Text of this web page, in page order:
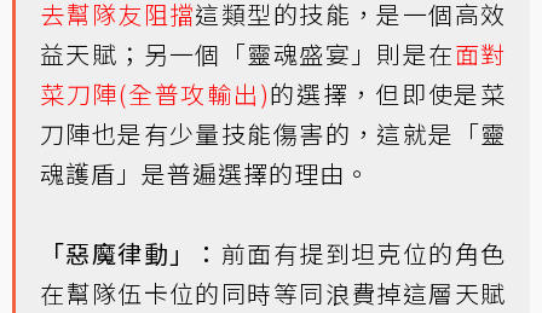
去幫隊友阻擋這類型的技能，是一個高效
益天賦；另一個「靈魂盛宴」則是在面對
菜刀陣(全普攻輸出)的選擇，但即使是菜
刀陣也是有少量技能傷害的，這就是「靈
魂護盾」是普遍選擇的理由。
「惡魔律動」： 前面有提到坦克位的角色
在幫隊伍卡位的同時等同浪費掉這層天賦